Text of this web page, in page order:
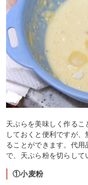
天ぷらを美味しく作る
しておくと便利ですが
ることができます。代
で、天ぷら粉を切らして
①小麦粉